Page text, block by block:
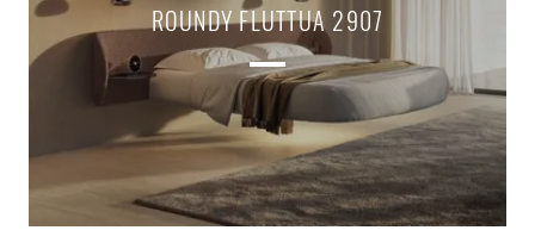
ROUNDY FLUTTUA 2907